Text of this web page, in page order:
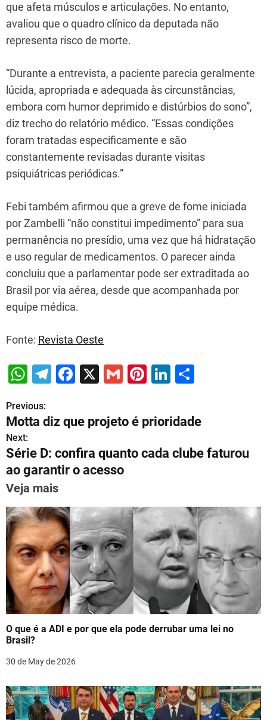
que afeta músculos e articulações. No entanto,
avaliou que o quadro clínico da deputada não
representa risco de morte.
“Durante a entrevista, a paciente parecia geralmente
lúcida, apropriada e adequada às circunstâncias,
embora com humor deprimido e distúrbios do sono”,
diz trecho do relatório médico. “Essas condições
foram tratadas especificamente e são
constantemente revisadas durante visitas
psiquiátricas periódicas.”
Febi também afirmou que a greve de fome iniciada
por Zambelli “não constitui impedimento” para sua
permanência no presídio, uma vez que há hidratação
e uso regular de medicamentos. O parecer ainda
concluiu que a parlamentar pode ser extraditada ao
Brasil por via aérea, desde que acompanhada por
equipe médica.
Fonte: Revista Oeste
W
at
s
A
p
p
T
e
gr
a
m
F
e
b
o
k
X
G
ai
l
Pi
er
e
st
Li
k
e
dI
e
P
o
s
t
a
v
i
g
a
t
i
o
n
Previous:
Motta diz que projeto é prioridade
Next:
Série D: confira quanto cada clube faturou
ao garantir o acesso
Veja mais
O que é a ADI e por que ela pode derrubar uma lei no
Brasil?
30 de May de 2026